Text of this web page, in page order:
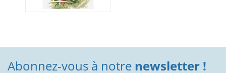
Abonnez-vous à notre newsletter !